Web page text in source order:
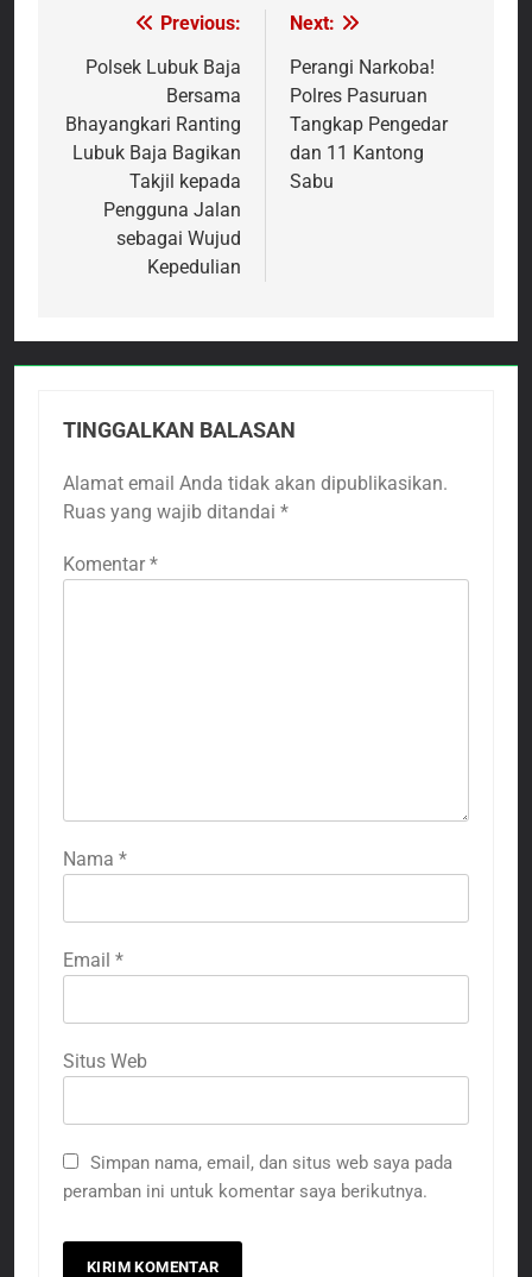
Navigasi
pos
Previous:
Polsek Lubuk Baja
Bersama
Bhayangkari Ranting
Lubuk Baja Bagikan
Takjil kepada
Pengguna Jalan
sebagai Wujud
Kepedulian
Next:
Perangi Narkoba!
Polres Pasuruan
Tangkap Pengedar
dan 11 Kantong
Sabu
TINGGALKAN BALASAN
Alamat email Anda tidak akan dipublikasikan.
Ruas yang wajib ditandai *
Komentar *
Nama *
Email *
Situs Web
Simpan nama, email, dan situs web saya pada
peramban ini untuk komentar saya berikutnya.